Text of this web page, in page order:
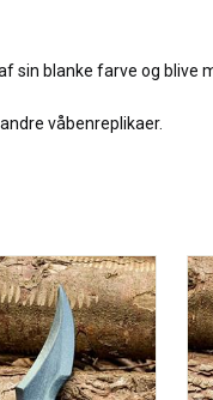
sin blanke farve og blive
våbenreplikaer.